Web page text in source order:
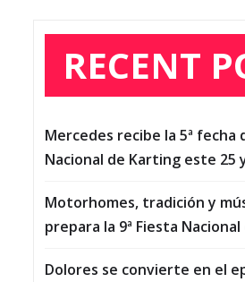
RECENT
Mercedes recibe la 5ª fecha
Nacional de Karting este 25
Motorhomes, tradición y
prepara la 9ª Fiesta
Dolores se convierte en el